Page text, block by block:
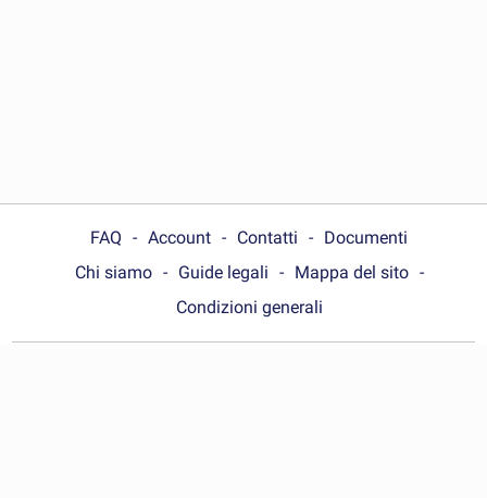
FAQ Account Contatti
Documenti
Chi siamo
Guide legali
Mappa del sito
Condizioni generali